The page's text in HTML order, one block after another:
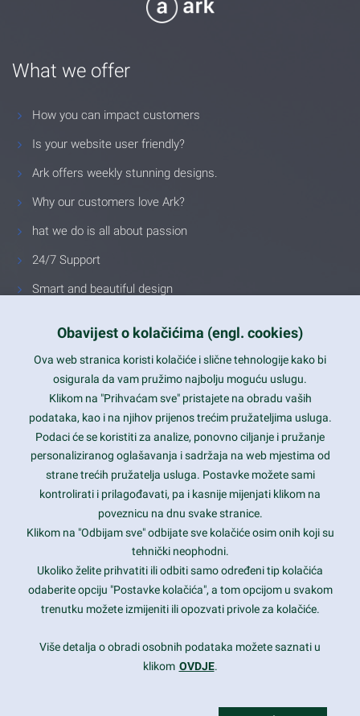
What we offer
How you can impact customers
Is your website user friendly?
Ark offers weekly stunning designs.
Why our customers love Ark?
hat we do is all about passion
24/7 Support
Smart and beautiful design
Latest trends and much more...
Contact Info
1600 Amphitheatre Parkway, Mountain View, CA 94043
prothemes.net@gmail.com
Daily: 9:00 am - 6:00 pm
Sunday: Closed
Copyright 2017FRESHFACE© All Rights Reserved
Obavijest o kolačićima (engl. cookies)
Ova web stranica koristi kolačiće i slične tehnologije kako bi
osigurala da vam pružimo najbolju moguću uslugu.
Klikom na "Prihvaćam sve" pristajete na obradu vaših
podataka, kao i na njihov prijenos trećim pružateljima usluga.
Podaci će se koristiti za analize, ponovno ciljanje i pružanje
personaliziranog oglašavanja i sadržaja na web mjestima od
strane trećih pružatelja usluga. Postavke možete sami
kontrolirati i prilagođavati, pa i kasnije mijenjati klikom na
poveznicu na dnu svake stranice.
Klikom na "Odbijam sve" odbijate sve kolačiće osim onih koji su
tehnički neophodni.
Ukoliko želite prihvatiti ili odbiti samo određeni tip kolačića
odaberite opciju "Postavke kolačića", a tom opcijom u svakom
trenutku možete izmijeniti ili opozvati privole za kolačiće.
Više detalja o obradi osobnih podataka možete saznati u
klikom OVDJE.